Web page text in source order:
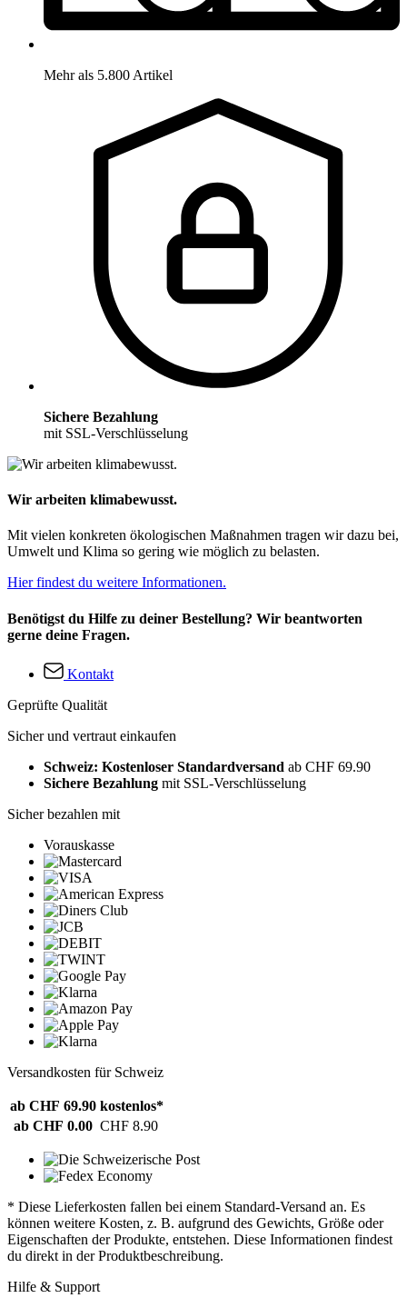
Mehr als 5.800 Artikel
Sichere Bezahlung
mit SSL-Verschlüsselung
Wir arbeiten klimabewusst.
Mit vielen konkreten ökologischen Maßnahmen tragen wir dazu bei,
Umwelt und Klima so gering wie möglich zu belasten.
Hier findest du weitere Informationen.
Benötigst du Hilfe zu deiner Bestellung? Wir beantworten
gerne deine Fragen.
Kontakt
Geprüfte Qualität
Sicher und vertraut einkaufen
Schweiz: Kostenloser Standardversand ab CHF 69.90
Sichere Bezahlung mit SSL-Verschlüsselung
Sicher bezahlen mit
Vorauskasse
Versandkosten für Schweiz
ab CHF 69.90 kostenlos*
ab CHF 0.00 CHF 8.90
* Diese Lieferkosten fallen bei einem Standard-Versand an. Es
können weitere Kosten, z. B. aufgrund des Gewichts, Größe oder
Eigenschaften der Produkte, entstehen. Diese Informationen findest
du direkt in der Produktbeschreibung.
Hilfe & Support